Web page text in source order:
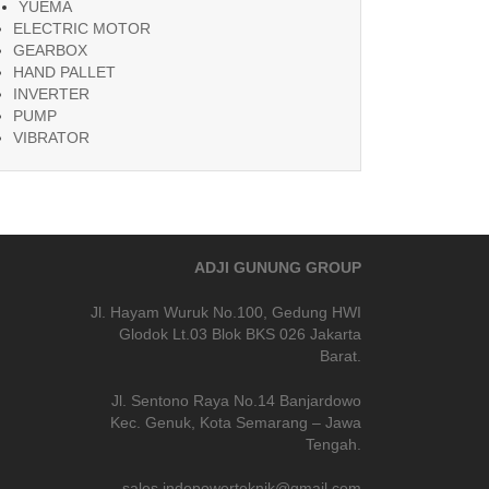
YUEMA
ELECTRIC MOTOR
GEARBOX
HAND PALLET
INVERTER
PUMP
VIBRATOR
ADJI GUNUNG GROUP
Jl. Hayam Wuruk No.100, Gedung HWI
Glodok Lt.03 Blok BKS 026 Jakarta
Barat.
Jl. Sentono Raya No.14 Banjardowo
Kec. Genuk, Kota Semarang – Jawa
Tengah.